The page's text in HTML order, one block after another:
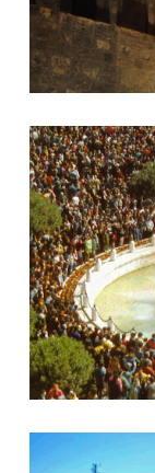
Fontana Rosa
Taranto e la